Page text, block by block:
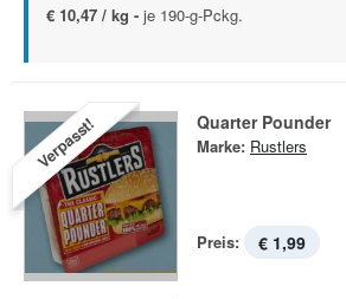
€ 10,47 / kg - je 190-g-Pckg.
Verpasst! Quarter Pounder
Marke: Rustlers
Preis: € 1,99